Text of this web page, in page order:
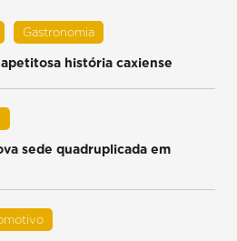
Gastronomia
história caxiense
sede quadruplicada em